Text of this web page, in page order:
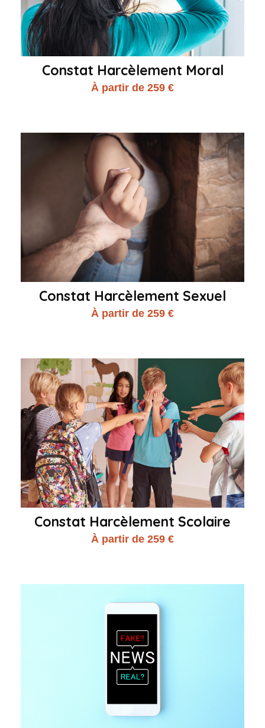
Constat Harcèlement Moral
À partir de 259 €
Constat Harcèlement Sexuel
À partir de 259 €
Constat Harcèlement Scolaire
À partir de 259 €